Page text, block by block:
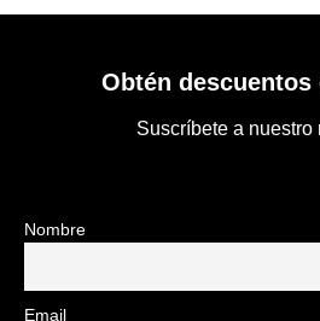
Obtén descuentos
Suscríbete a nuestro
Nombre
Email